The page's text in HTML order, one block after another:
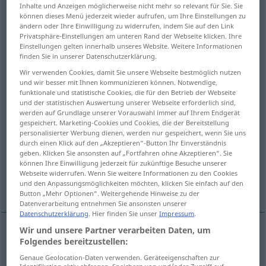
Übersicht aller Übersetzungen
(Für mehr Details die Übersetzung anklicken/antippen)
bezeugen, beglaubigen, bescheinigen,
bekunden, attestieren
zeugen von, bestätigen, beweisen, erweisen,
zeigen
vereidigen
amtlich bestätigen beglaubigen
bezeugen,beglaubigen,bescheinigen
Inhalte und Anzeigen möglicherweise nicht mehr so relevant für Sie. Sie
können dieses Menü jederzeit wieder aufrufen, um Ihre Einstellungen zu
ändern oder Ihre Einwilligung zu widerrufen, indem Sie auf den Link
Privatsphäre-Einstellungen am unteren Rand der Webseite klicken. Ihre
Einstellungen gelten innerhalb unseres Website. Weitere Informationen
finden Sie in unserer Datenschutzerklärung.
Wir verwenden Cookies, damit Sie unsere Webseite bestmöglich nutzen
und wir besser mit Ihnen kommunizieren können. Notwendige,
funktionale und statistische Cookies, die für den Betrieb der Webseite
und der statistischen Auswertung unserer Webseite erforderlich sind,
werden auf Grundlage unserer Vorauswahl immer auf Ihrem Endgerät
gespeichert. Marketing-Cookies und Cookies, die der Bereitstellung
personalisierter Werbung dienen, werden nur gespeichert, wenn Sie uns
durch einen Klick auf den „Akzeptieren“-Button Ihr Einverständnis
geben. Klicken Sie ansonsten auf „Fortfahren ohne Akzeptieren“. Sie
können Ihre Einwilligung jederzeit für zukünftige Besuche unserer
Webseite widerrufen. Wenn Sie weitere Informationen zu den Cookies
und den Anpassungsmöglichkeiten möchten, klicken Sie einfach auf den
Button „Mehr Optionen“. Weitergehende Hinweise zu der
Datenverarbeitung entnehmen Sie ansonsten unserer
Datenschutzerklärung. Hier finden Sie unserImpressum.
Wir und unsere Partner verarbeiten Daten, um
Folgendes bereitzustellen:
Genaue Geolocation-Daten verwenden. Geräteeigenschaften zur